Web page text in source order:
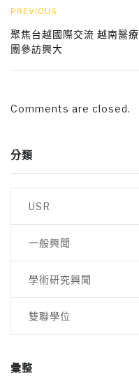
PREVIOUS
聚焦台越國際交流 越南醫療
團參訪興大
Comments are closed.
分類
USR
一般興聞
學術研究興聞
雙聯學位
彙整